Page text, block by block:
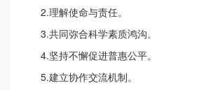
2.理解使命与责任。
3.共同弥合科学素质鸿沟。
4.坚持不懈促进普惠公平。
5.建立协作交流机制。